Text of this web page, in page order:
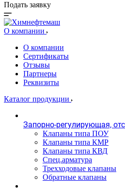
Подать заявку
О компании
О компании
Сертификаты
Отзывы
Партнеры
Реквизиты
Каталог продукции
Запорно-регулирующая,
Клапаны типа ПОУ
Клапаны типа КМР
Клапаны типа КВД
Спец.арматура
Трехходовые клапаны
Обратные клапаны